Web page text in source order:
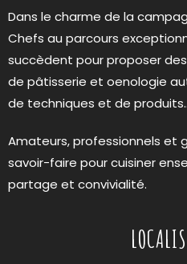
Dans le charme de la
Chefs au parcours
succèdent pour proposer
de pâtisserie et oenologie
de techniques et de
Amateurs, professionnels et
savoir-faire pour cuisiner
partage et convivialité.